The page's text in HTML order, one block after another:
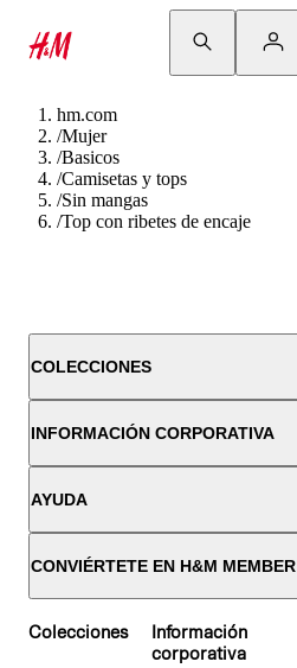
hm.com
/Mujer
/Basicos
/Camisetas y tops
/Sin mangas
/Top con ribetes de encaje
COLECCIONES
INFORMACIÓN CORPORATIVA
AYUDA
CONVIÉRTETE EN H&M MEMBER
Colecciones
Información
corporativa